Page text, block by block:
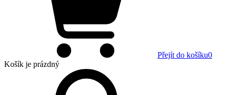
Přejít do košíku0
Košík je prázdný